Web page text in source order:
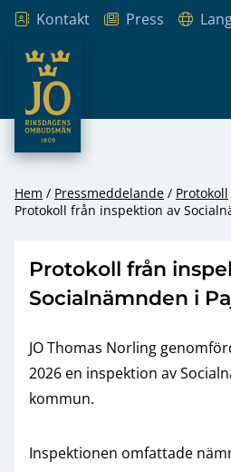
Hoppa till innehåll
Kontakt Press
JO – Riksdagens Ombudsmän
Hem Pressmeddelande
Protokoll
Protokoll från inspektion av
Protokoll från
Socialnämnden i
JO Thomas Norling
2026 en inspektion av
kommun.
Inspektionen omfattade